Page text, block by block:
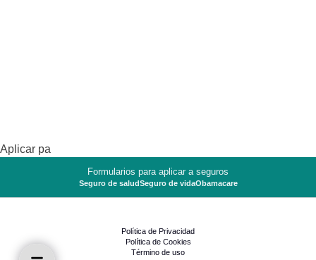
Aplicar pa
Formularios para aplicar a seguros
Seguro de saludSeguro de vidaObamacare
Política de Privacidad
Política de Cookies
Término de uso